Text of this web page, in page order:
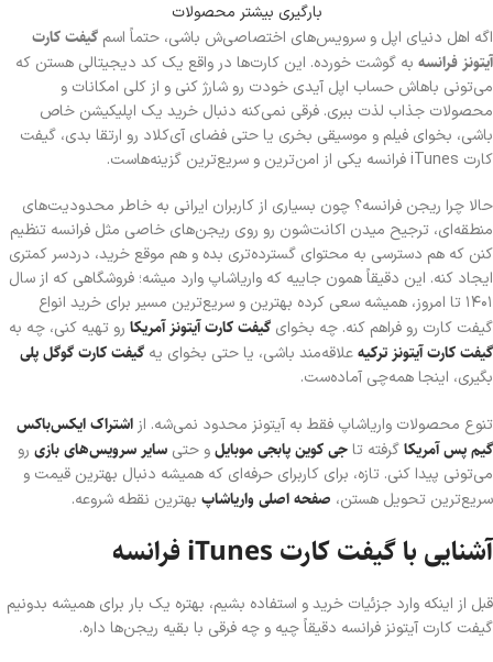
بارگیری بیشتر محصولات
اگه اهل دنیای اپل و سرویس‌های اختصاصی‌ش باشی، حتماً اسم گیفت کارت
آیتونز فرانسه به گوشت خورده. این کارت‌ها در واقع یک کد دیجیتالی هستن که
می‌تونی باهاش حساب اپل آیدی خودت رو شارژ کنی و از کلی امکانات و
محصولات جذاب لذت ببری. فرقی نمی‌کنه دنبال خرید یک اپلیکیشن خاص
باشی، بخوای فیلم و موسیقی بخری یا حتی فضای آی‌کلاد رو ارتقا بدی، گیفت
کارت iTunes فرانسه یکی از امن‌ترین و سریع‌ترین گزینه‌هاست.
حالا چرا ریجن فرانسه؟ چون بسیاری از کاربران ایرانی به خاطر محدودیت‌های
منطقه‌ای، ترجیح میدن اکانت‌شون رو روی ریجن‌های خاصی مثل فرانسه تنظیم
کنن که هم دسترسی به محتوای گسترده‌تری بده و هم موقع خرید، دردسر کمتری
ایجاد کنه. این دقیقاً همون جاییه که واریا‌شاپ وارد میشه؛ فروشگاهی که از سال
۱۴۰۱ تا امروز، همیشه سعی کرده بهترین و سریع‌ترین مسیر برای خرید انواع
گیفت کارت رو فراهم کنه. چه بخوای گیفت کارت آیتونز آمریکا رو تهیه کنی، چه به
گیفت کارت آیتونز ترکیهعلاقه‌مند باشی، یا حتی بخوای یه گیفت کارت گوگل پلی
بگیری، اینجا همه‌چی آماده‌ست.
تنوع محصولات واریا‌شاپ فقط به آیتونز محدود نمی‌شه. از اشتراک ایکس‌باکس
گیم پس آمریکاگرفته تاجی کوین پابجی موبایلو حتی سایر سرویس‌های بازی رو
می‌تونی پیدا کنی. تازه، برای کاربرای حرفه‌ای که همیشه دنبال بهترین قیمت و
سریع‌ترین تحویل هستن، صفحه اصلی واریا‌شاپ بهترین نقطه شروعه.
آشنایی با گیفت کارت iTunes فرانسه
قبل از اینکه وارد جزئیات خرید و استفاده بشیم، بهتره یک بار برای همیشه بدونیم
گیفت کارت آیتونز فرانسه دقیقاً چیه و چه فرقی با بقیه ریجن‌ها داره.